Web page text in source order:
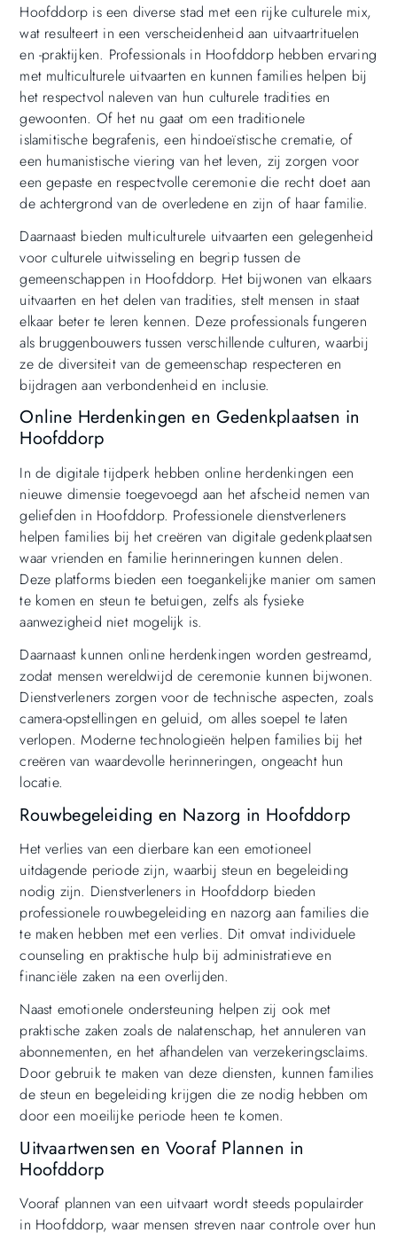
Hoofddorp is een diverse stad met een rijke culturele mix,
wat resulteert in een verscheidenheid aan uitvaartrituelen
en -praktijken. Professionals in Hoofddorp hebben ervaring
met multiculturele uitvaarten en kunnen families helpen bij
het respectvol naleven van hun culturele tradities en
gewoonten. Of het nu gaat om een traditionele
islamitische begrafenis, een hindoeïstische crematie, of
een humanistische viering van het leven, zij zorgen voor
een gepaste en respectvolle ceremonie die recht doet aan
de achtergrond van de overledene en zijn of haar familie.
Daarnaast bieden multiculturele uitvaarten een gelegenheid
voor culturele uitwisseling en begrip tussen de
gemeenschappen in Hoofddorp. Het bijwonen van elkaars
uitvaarten en het delen van tradities, stelt mensen in staat
elkaar beter te leren kennen. Deze professionals fungeren
als bruggenbouwers tussen verschillende culturen, waarbij
ze de diversiteit van de gemeenschap respecteren en
bijdragen aan verbondenheid en inclusie.
Online Herdenkingen en Gedenkplaatsen in
Hoofddorp
In de digitale tijdperk hebben online herdenkingen een
nieuwe dimensie toegevoegd aan het afscheid nemen van
geliefden in Hoofddorp. Professionele dienstverleners
helpen families bij het creëren van digitale gedenkplaatsen
waar vrienden en familie herinneringen kunnen delen.
Deze platforms bieden een toegankelijke manier om samen
te komen en steun te betuigen, zelfs als fysieke
aanwezigheid niet mogelijk is.
Daarnaast kunnen online herdenkingen worden gestreamd,
zodat mensen wereldwijd de ceremonie kunnen bijwonen.
Dienstverleners zorgen voor de technische aspecten, zoals
camera-opstellingen en geluid, om alles soepel te laten
verlopen. Moderne technologieën helpen families bij het
creëren van waardevolle herinneringen, ongeacht hun
locatie.
Rouwbegeleiding en Nazorg in Hoofddorp
Het verlies van een dierbare kan een emotioneel
uitdagende periode zijn, waarbij steun en begeleiding
nodig zijn. Dienstverleners in Hoofddorp bieden
professionele rouwbegeleiding en nazorg aan families die
te maken hebben met een verlies. Dit omvat individuele
counseling en praktische hulp bij administratieve en
financiële zaken na een overlijden.
Naast emotionele ondersteuning helpen zij ook met
praktische zaken zoals de nalatenschap, het annuleren van
abonnementen, en het afhandelen van verzekeringsclaims.
Door gebruik te maken van deze diensten, kunnen families
de steun en begeleiding krijgen die ze nodig hebben om
door een moeilijke periode heen te komen.
Uitvaartwensen en Vooraf Plannen in
Hoofddorp
Vooraf plannen van een uitvaart wordt steeds populairder
in Hoofddorp, waar mensen streven naar controle over hun